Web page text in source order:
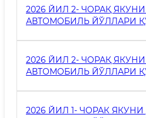
ЎТКАЗИЛГАН ТАНЛОВЛАР
АМАЛГА ОШИРИЛГАН
ТЎҒРИСИДАГИ
2026 ЙИЛ 2- ЧОРАҚ
АВТОМОБИЛЬ ЙЎЛЛАРИ
БАҲОЛИ ВА ТЕЗ
ХАРИД ҚИЛИШ УЧУН
ТАНЛОВЛАР (ТЕНДЕРЛАР)
ОШИРИЛГАН ДАВЛАТ
ТЎҒРИСИДАГИ
2026 ЙИЛ 2- ЧОРАҚ
АВТОМОБИЛЬ ЙЎЛЛАРИ
ҚУРИЛИШ,
ТАЪМИРЛАШ ИШЛАРИ
2026 ЙИЛ 1- ЧОРАК